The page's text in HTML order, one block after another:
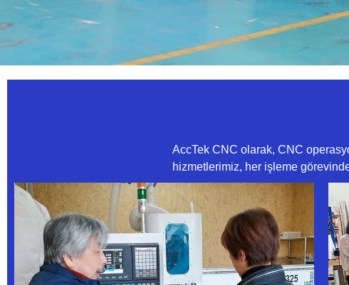
AccTek CNC olarak, CNC
hizmetlerimiz, her işleme